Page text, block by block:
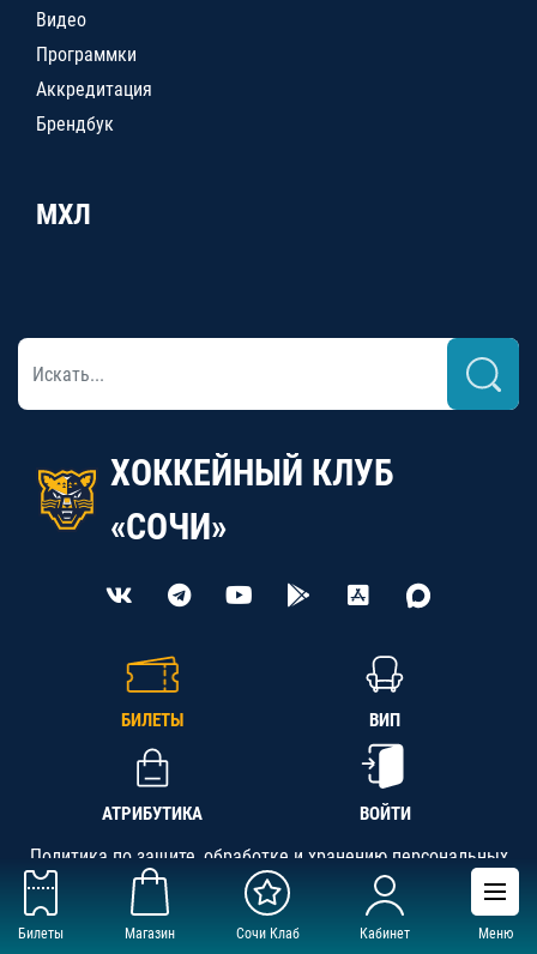
Билеты Магазин Сочи Клаб Кабинет Меню
Видео
Программки
Аккредитация
Брендбук
МХЛ
ХОККЕЙНЫЙ КЛУБ
«СОЧИ»
БИЛЕТЫ ВИП
АТРИБУТИКА ВОЙТИ
Политика по защите, обработке и хранению персональных
данных
АНО «СК «Кубань-Регион», ОГРН 1142300002349,